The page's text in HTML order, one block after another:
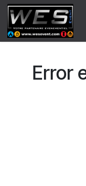
Se rendre au contenu
Error